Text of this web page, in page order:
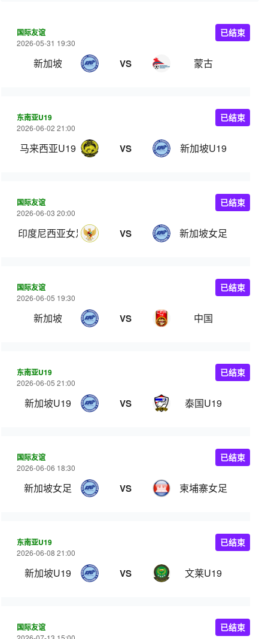
国际友谊
2026-05-31 19:30
新加坡 VS 蒙古
已结束
东南亚U19
2026-06-02 21:00
马来西亚U19 VS 新加坡U19
已结束
国际友谊
2026-06-03 20:00
印度尼西亚女足 VS 新加坡女足
已结束
国际友谊
2026-06-05 19:30
新加坡 VS 中国
已结束
东南亚U19
2026-06-05 21:00
新加坡U19 VS 泰国U19
已结束
国际友谊
2026-06-06 18:30
新加坡女足 VS 柬埔寨女足
已结束
东南亚U19
2026-06-08 21:00
新加坡U19 VS 文莱U19
已结束
国际友谊 已结束